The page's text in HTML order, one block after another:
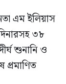
এম ইলিয়াস
৩৮
শুনানি ও
প্রমাণিত